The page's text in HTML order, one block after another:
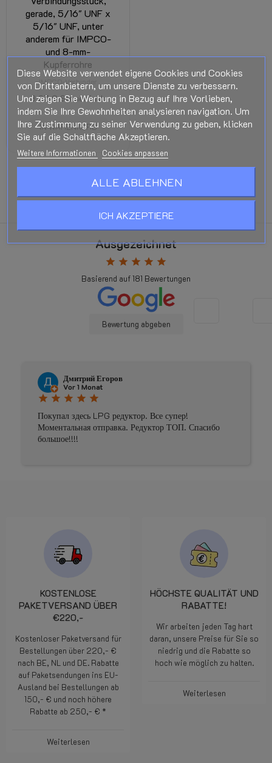
gerade, 5/16" UNF x
5/16" UNF, unter
anderem für IMPCO-
und 8-mm-
Kupferrohre
IMPCO-Verbinder
3,27 € Steuer inkl.
IN WARENKORB
Ausgezeichnet
star star star star star
Basierend auf181 Bewertungen
Bewertung abgeben
Дмитрий Егоров
Vor 1 Monat
star star star star star
Покупал здесь LPG редуктор. Все супер!
Моментальная отправка. Редуктор ТОП. Спасибо
большое!!!!
KOSTENLOSE
PAKETVERSAND ÜBER
€220,-
Kostenloser Paketversand für
Bestellungen über 220,- €
nach BE, NL und DE. Rabatte
auf Paketsendungen ins EU-
Ausland bei Bestellungen ab
150,- € und noch höhere
Rabatte ab 250,- € *
Weiterlesen
HÖCHSTE QUALITÄT UND
RABATTE!
Wir arbeiten jeden Tag hart
daran, unsere Preise für Sie so
niedrig und die Rabatte so
hoch wie möglich zu halten.
Weiterlesen
Diese Website verwendet eigene Cookies und Cookies
von Drittanbietern, um unsere Dienste zu verbessern.
Und zeigen Sie Werbung in Bezug auf Ihre Vorlieben,
indem Sie Ihre Gewohnheiten analysieren navigation. Um
Ihre Zustimmung zu seiner Verwendung zu geben, klicken
Sie auf die Schaltfläche Akzeptieren.
Weitere Informationen Cookies anpassen
ALLE ABLEHNEN
ICH AKZEPTIERE